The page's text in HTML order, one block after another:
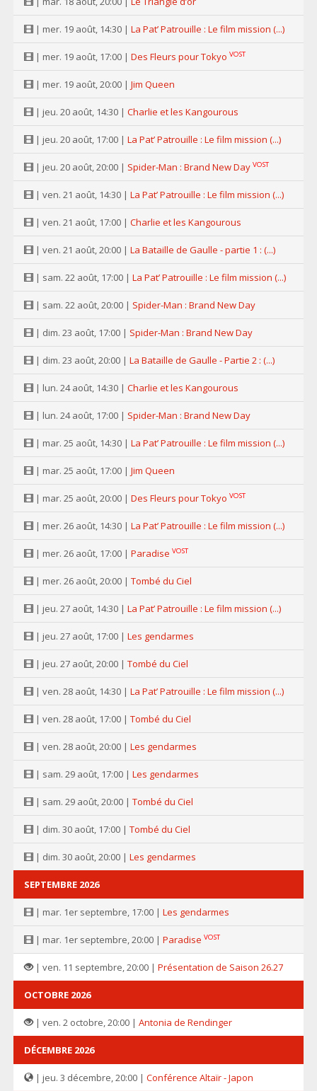
| mer. 19 août, 14:30 | La Pat’ Patrouille : Le film mission (...)
| mer. 19 août, 17:00 | Des Fleurs pour Tokyo VOST
| mer. 19 août, 20:00 | Jim Queen
| jeu. 20 août, 14:30 | Charlie et les Kangourous
| jeu. 20 août, 17:00 | La Pat’ Patrouille : Le film mission (...)
| jeu. 20 août, 20:00 | Spider-Man : Brand New Day VOST
| ven. 21 août, 14:30 | La Pat’ Patrouille : Le film mission (...)
| ven. 21 août, 17:00 | Charlie et les Kangourous
| ven. 21 août, 20:00 | La Bataille de Gaulle - partie 1 : (...)
| sam. 22 août, 17:00 | La Pat’ Patrouille : Le film mission (...)
| sam. 22 août, 20:00 | Spider-Man : Brand New Day
| dim. 23 août, 17:00 | Spider-Man : Brand New Day
| dim. 23 août, 20:00 | La Bataille de Gaulle - Partie 2 : (...)
| lun. 24 août, 14:30 | Charlie et les Kangourous
| lun. 24 août, 17:00 | Spider-Man : Brand New Day
| mar. 25 août, 14:30 | La Pat’ Patrouille : Le film mission (...)
| mar. 25 août, 17:00 | Jim Queen
| mar. 25 août, 20:00 | Des Fleurs pour Tokyo VOST
| mer. 26 août, 14:30 | La Pat’ Patrouille : Le film mission (...)
| mer. 26 août, 17:00 | Paradise VOST
| mer. 26 août, 20:00 | Tombé du Ciel
| jeu. 27 août, 14:30 | La Pat’ Patrouille : Le film mission (...)
| jeu. 27 août, 17:00 | Les gendarmes
| jeu. 27 août, 20:00 | Tombé du Ciel
| ven. 28 août, 14:30 | La Pat’ Patrouille : Le film mission (...)
| ven. 28 août, 17:00 | Tombé du Ciel
| ven. 28 août, 20:00 | Les gendarmes
| sam. 29 août, 17:00 | Les gendarmes
| sam. 29 août, 20:00 | Tombé du Ciel
| dim. 30 août, 17:00 | Tombé du Ciel
| dim. 30 août, 20:00 | Les gendarmes
SEPTEMBRE 2026
| mar. 1er septembre, 17:00 | Les gendarmes
| mar. 1er septembre, 20:00 | Paradise VOST
| ven. 11 septembre, 20:00 | Présentation de Saison 26.27
OCTOBRE 2026
| ven. 2 octobre, 20:00 | Antonia de Rendinger
DÉCEMBRE 2026
| jeu. 3 décembre, 20:00 | Conférence Altaïr - Japon